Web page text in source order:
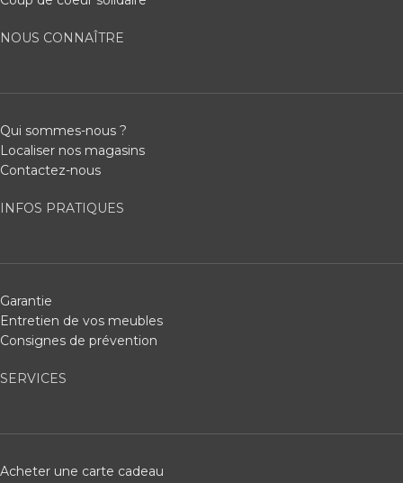
NOUS CONNAÎTRE
Qui sommes-nous ?
Localiser nos magasins
Contactez-nous
INFOS PRATIQUES
Garantie
Entretien de vos meubles
Consignes de prévention
SERVICES
Acheter une carte cadeau